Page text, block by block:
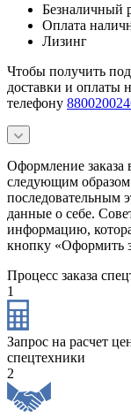
Безналичный
Оплата
Лизинг
Чтобы получить
доставки и оплаты
телефону
Оформление заказа
следующим
последовательным
данные о себе.
информацию,
кнопку «Оформить
Процесс заказа
1
Запрос на расчет
спецтехники
2